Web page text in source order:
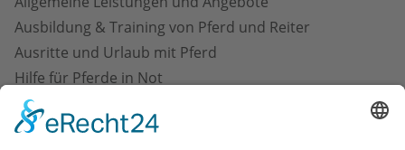
Ausbildung & Training von Pferd und Reiter
Ausritte und Urlaub mit Pferd
Hilfe für Pferde in Not
Marketing in der Pferdebranche
Pferdefotografie und -kunst